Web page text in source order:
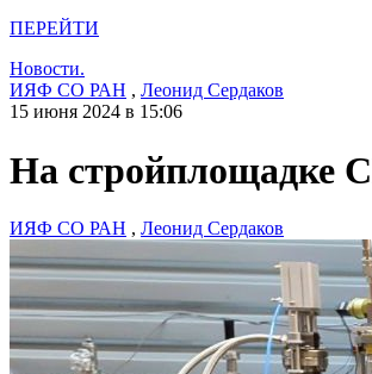
ПЕРЕЙТИ
Новости.
ИЯФ СО РАН , Леонид Сердаков
15 июня 2024 в 15:06
На стройплощадке
ИЯФ СО РАН , Леонид Сердаков